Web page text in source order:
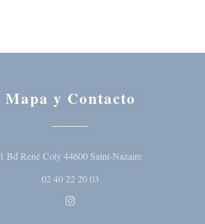
Mapa y Contacto
1 Bd René Coty 44600 Saint-Nazaire((abre en una
02 40 22 20 03
Instagram ((abre en una nueva